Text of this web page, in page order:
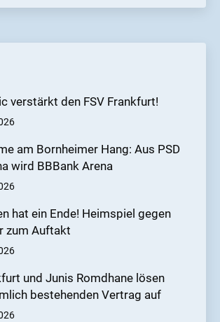
verstärkt den FSV Frankfurt!
am Bornheimer Hang: Aus PSD
wird BBBank Arena
hat ein Ende! Heimspiel gegen
zum Auftakt
und Junis Romdhane lösen
bestehenden Vertrag auf